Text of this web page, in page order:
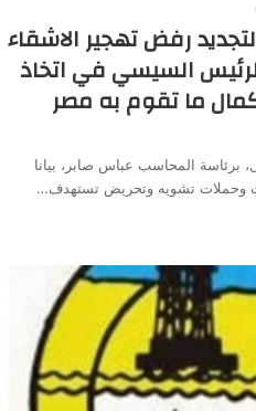
رفض تهجير الاشقاء
السيسي في اتخاذ
ما تقوم به مصر
برئاسة المحاسب عباس صابر، بيانا
وحملات تشويه وتحريض تستهدف…